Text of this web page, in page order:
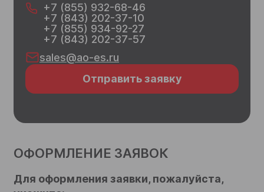
+7 (855) 932-68-46
+7 (843) 202-37-10
+7 (855) 934-92-27
+7 (843) 202-37-57
sales@ao-es.ru
Отправить заявку
ОФОРМЛЕНИЕ ЗАЯВОК
Для оформления заявки, пожалуйста,
Согласен на обработкуперсональных данных
Отправить